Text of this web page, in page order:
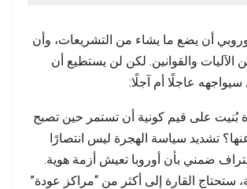
أن يضع ما يشاء من التشريعات، وأن
الآليات والقوانين. لكن لن يستطيع أن
عاجلًا أم آجلًا:
بُنيت على قيم كونية أن تستمر حين تصبح
تشديد سياسة الهجرة ليس انتصارًا
ضمني بأن أوروبا تعيش أزمة هوية.
ستحتاج القارة إلى أكثر من “مراكز عودة”